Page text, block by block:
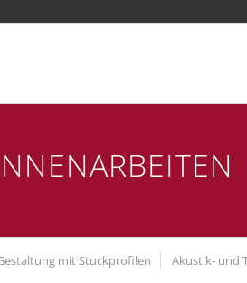
mit Stuckprofilen Akustik- und